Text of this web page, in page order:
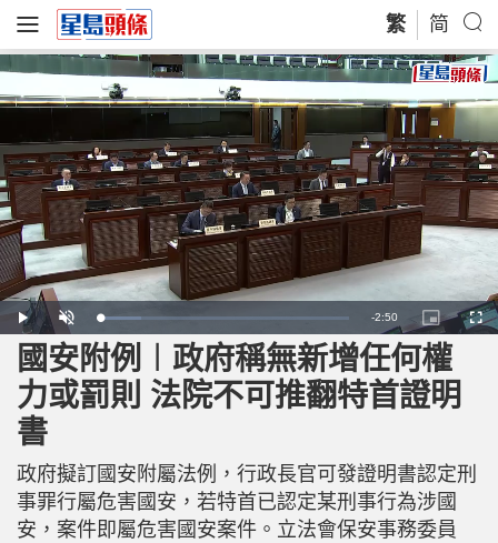
繁 简
P
l
a
y
U
n
m
u
t
e
L
o
a
d
e
d
:
1
6
R
e
m
n
-2:50
P
i
c
t
u
r
e
c
t
r
e
F
u
國安附例︱政府稱無新增任何權
力或罰則 法院不可推翻特首證明
書
政府擬訂國安附屬法例，行政長官可發證明書認定刑
事罪行屬危害國安，若特首已認定某刑事行為涉國
安，案件即屬危害國安案件。立法會保安事務委員